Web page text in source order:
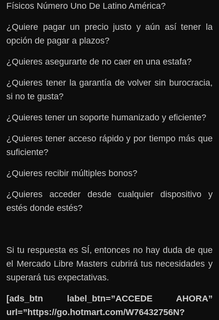
Físicos Número Uno De Latino América?
¿Quiere pagar un precio justo y aún así tener la
opción de pagar a plazos?
¿Quieres asegurarte de no caer en una estafa?
¿Quieres tener la garantía de volver sin burocracia,
si no te gusta?
¿Quieres tener un soporte humanizado y eficiente?
¿Quieres tener acceso rápido y por tiempo más que
suficiente?
¿Quieres recibir múltiples bonos?
¿Quieres acceder desde cualquier dispositivo y
estés donde estés?
Si tu respuesta es SÍ, entonces no hay duda de que
el Mercado Libre Masters cubrirá tus necesidades y
superará tus expectativas.
[ads_btn label_btn=”ACCEDE AHORA”
url=”https://go.hotmart.com/W76432756N?